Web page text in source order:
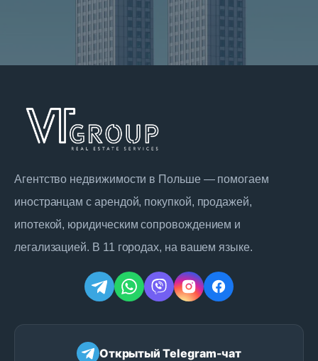
комфорт повседневной жизни,
время на дорогу и качество
окружающей среды. […]
Агентство недвижимости в Польше — помогаем
иностранцам с арендой, покупкой, продажей,
ипотекой, юридическим сопровождением и
легализацией. В 11 городах, на вашем языке.
Открытый Telegram-чат